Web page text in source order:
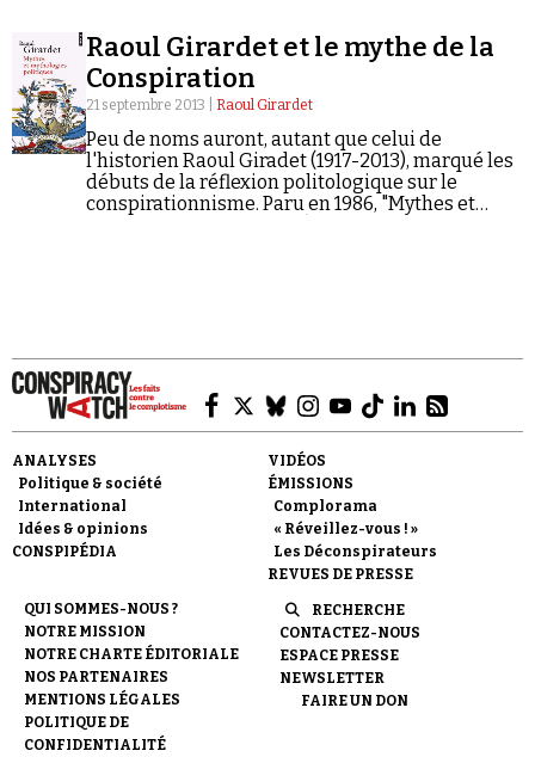
Raoul Girardet et le mythe de la
Conspiration
21 septembre 2013 | Raoul Girardet
Peu de noms auront, autant que celui de
l'historien Raoul Giradet (1917-2013), marqué les
débuts de la réflexion politologique sur le
conspirationnisme. Paru en 1986, "Mythes et
ANALYSES
Politique & société
International
Idées & opinions
CONSPIPÉDIA
VIDÉOS
ÉMISSIONS
Complorama
« Réveillez-vous ! »
Les Déconspirateurs
REVUES DE PRESSE
QUI SOMMES-NOUS ?
NOTRE MISSION
NOTRE CHARTE ÉDITORIALE
NOS PARTENAIRES
MENTIONS LÉGALES
POLITIQUE DE
CONFIDENTIALITÉ
RECHERCHE
CONTACTEZ-NOUS
ESPACE PRESSE
NEWSLETTER
FAIRE UN DON